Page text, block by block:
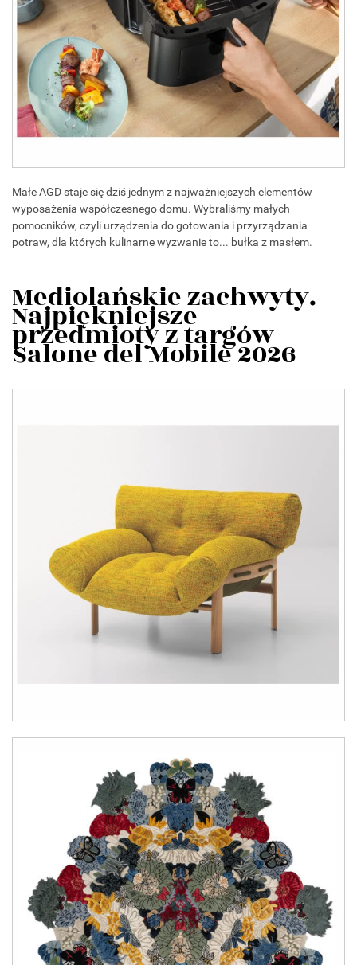
Małe AGD staje się dziś jednym z najważniejszych elementów
wyposażenia współczesnego domu. Wybraliśmy małych
pomocników, czyli urządzenia do gotowania i przyrządzania
potraw, dla których kulinarne wyzwanie to... bułka z masłem.
Mediolańskie zachwyty.
Najpiękniejsze
przedmioty z targów
Salone del Mobile 2026